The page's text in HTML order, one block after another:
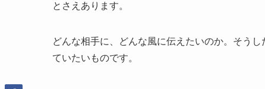
とさえあります。
どんな相手に、どんな風に伝えたいのか。そう
ていたいものです。